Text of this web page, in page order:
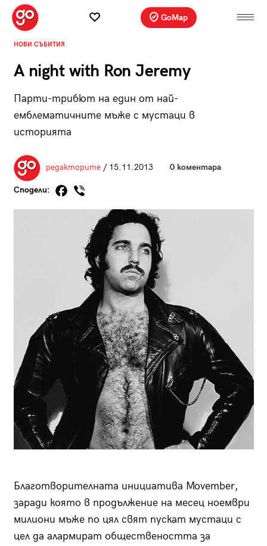
GoMap
НОВИ СЪБИТИЯ
A night with Ron Jeremy
Парти-трибют на един от най-
емблематичните мъже с мустаци в
историята
редакторите/ 15.11.2013 0 коментара
Сподели:
Благотворителната инициатива Movember,
заради която в продължение на месец ноември
милиони мъже по цял свят пускат мустаци с
цел да алармират обществеността за